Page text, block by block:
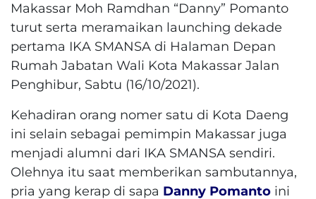
Makassar Moh Ramdhan “Danny” Pomanto
turut serta meramaikan launching dekade
pertama IKA SMANSA di Halaman Depan
Rumah Jabatan Wali Kota Makassar Jalan
Penghibur, Sabtu (16/10/2021).
Kehadiran orang nomer satu di Kota Daeng
ini selain sebagai pemimpin Makassar juga
menjadi alumni dari IKA SMANSA sendiri.
Olehnya itu saat memberikan sambutannya,
pria yang kerap di sapa Danny Pomanto ini